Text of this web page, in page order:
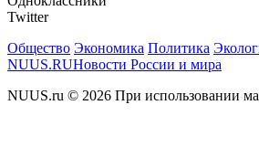
Twitter
Общество Экономика Политика
NUUS.RUНовости России и мира
NUUS.ru © 2026 При использовании